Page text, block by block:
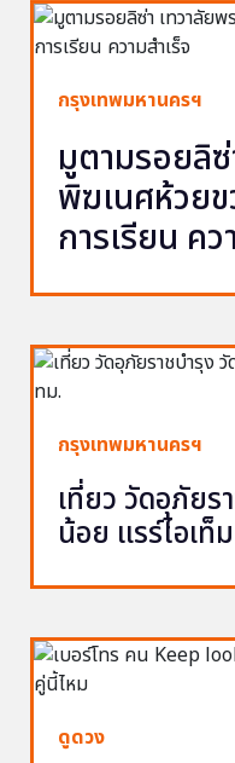
กรุงเทพมหานครฯ
มูตามรอยลิซ่
พิฆเนศห้วย
การเรียน คว
กรุงเทพมหานครฯ
เที่ยว วัดอุภัย
น้อย แรร์ไอเ
ดูดวง